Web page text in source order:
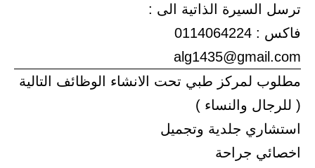
ترسل السيرة الذاتية الى :
فاكس : 0114064224
alg1435@gmail.com
مطلوب لمركز طبي تحت الانشاء الوظائف التالية
( للرجال والنساء )
استشاري جلدية وتجميل
اخصائي جراحة